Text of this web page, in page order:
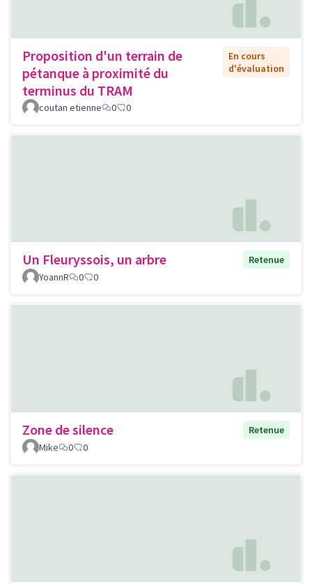
Proposition d'un terrain de
pétanque à proximité du
terminus du TRAM
En cours
d'évaluation
coutan etienne 0 0
Un Fleuryssois, un arbre
Retenue
YoannR
0 0
Zone de silence
Retenue
Mike
0 0